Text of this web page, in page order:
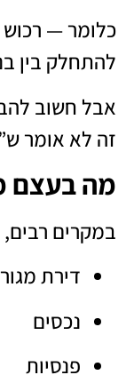
כלומר —
להתחלק בין
אבל חשוב
זה לא אומר
מה בעצם
במקרים רבים,
דירת
נכסים
פנסיות